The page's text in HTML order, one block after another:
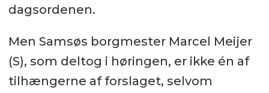
dagsordenen.
Men Samsøs borgmester Marcel Meijer
(S), som deltog i høringen, er ikke én af
tilhængerne af forslaget, selvom